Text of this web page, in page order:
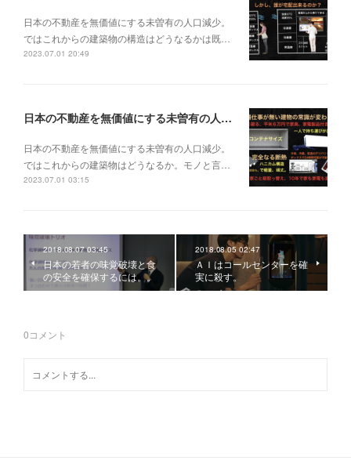
日本の不動産を無価値にする未曽有の人口減少。
ではこれからの建築物の構造はどうなるかは既…
2023.07.01 20:49
日本の不動産を無価値にする未曽有の人口減少。ではこれからの建築物はどうなるか。
日本の不動産を無価値にする未曽有の人口減少。
ではこれからの建築物はどうなるか。モノと言…
2023.07.01 03:15
2018.08.07 03:45
日本の若者の味覚破壊と食
の安全を確保するには。。
2018.08.05 02:47
ＡＩはコールセンターを確
実に殺す。
0コメント